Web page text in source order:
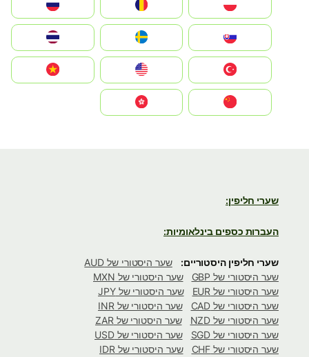
România
Slovensko
United States
Vietnam
שערי חליפין:
העברות כספים בינלאומיות:
שערי חליפין היסטוריים:
שער היסטורי של AUD
שער היסטורי של GBP
שער היסטורי של MXN
שער היסטורי של EUR
שער היסטורי של JPY
שער היסטורי של CAD
שער היסטורי של INR
שער היסטורי של NZD
שער היסטורי של ZAR
שער היסטורי של SGD
שער היסטורי של USD
שער היסטורי של CHF
שער היסטורי של IDR